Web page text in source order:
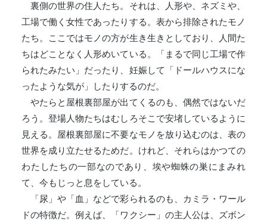
裏側の世界の住人たち。それは、人形や、ネズミや、
工場で働く女性であったりする。表から排除されたモノ
たち。ここではモノの方が生き生きとしており、人間た
ちはどことなく人形めいている。「まるで同じ工場で作
られたみたい」だったり、妊娠して「ドールハウスにな
ったような気が」したりするのだ。
やたらと屋根裏部屋が出てくるのも、偶然ではないだ
ろう。登場人物たちはむしろそこで安堵しているように
見える。屋根裏部屋に不要なモノを放り込むのは、表の
世界を成り立たせるためだ。けれど、それらはかつての
わたしたちの一部なのであり、埃や蜘蛛の巣にまみれ
て、今もじっと息をしている。
「尿」や「血」などで彩られるのも、カミラ・ワール
ドの特徴だ。例えば、「ワクシー」の主人公は、ズボン